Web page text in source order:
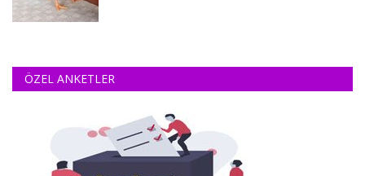
ÖZEL ANKETLER